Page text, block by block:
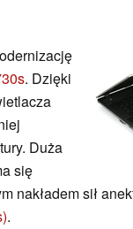
. Dzięki
Duża
się
nakładem sił
.